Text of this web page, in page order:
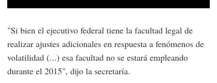
"Si bien el ejecutivo federal tiene la facultad legal de
realizar ajustes adicionales en respuesta a fenómenos de
volatilidad (...) esa facultad no se estará empleando
durante el 2015", dijo la secretaría.